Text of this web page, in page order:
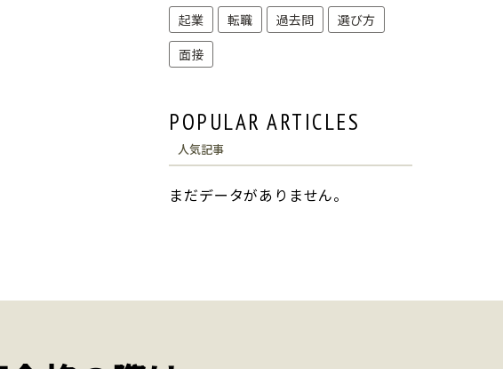
起業
転職 過去問
選び方
面接
POPULAR ARTICLES
人気記事
まだデータがありません。